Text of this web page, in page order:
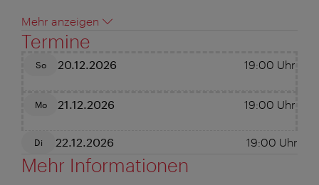
Mehr anzeigen
Termine
So 20.12.2026 19:00 Uhr
Mo 21.12.2026 19:00 Uhr
Di 22.12.2026 19:00 Uhr
Mehr Informationen